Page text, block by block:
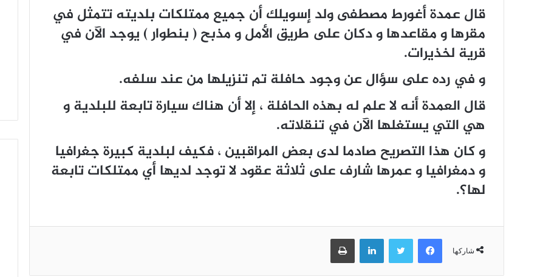
قال عمدة أغورط مصطفى ولد إسويلك أن جميع ممتلكات بلديته تتمثل في
مقرها و مقاعدها و دكان على طريق الأمل و مذبح ( بنطوار ) يوجد الآن في
قرية لخذيرات.
و في رده على سؤال عن وجود حافلة تم تنزيلها من عند سلفه.
قال العمدة أنه لا علم له بهذه الحافلة ، إلا أن هناك سيارة تابعة للبلدية و
هي التي يستغلها الآن في تنقلاته.
و كان هذا التصريح صادما لدى بعض المراقبين ، فكيف لبلدية كبيرة جغرافيا
و دمغرافيا و عمرها شارف على ثلاثة عقود لا توجد لديها أي ممتلكات تابعة
لها؟.
شاركها
فيسبوك تويتر لينكدإن طباعة